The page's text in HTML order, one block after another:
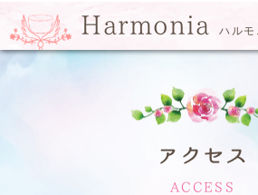
Harmonia ハルモ
アクセス
ACCESS